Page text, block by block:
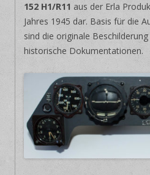
152 H1/R11 aus der Erla
Jahres 1945 dar. Basis für die
sind die originale
historische Dokumentationen.